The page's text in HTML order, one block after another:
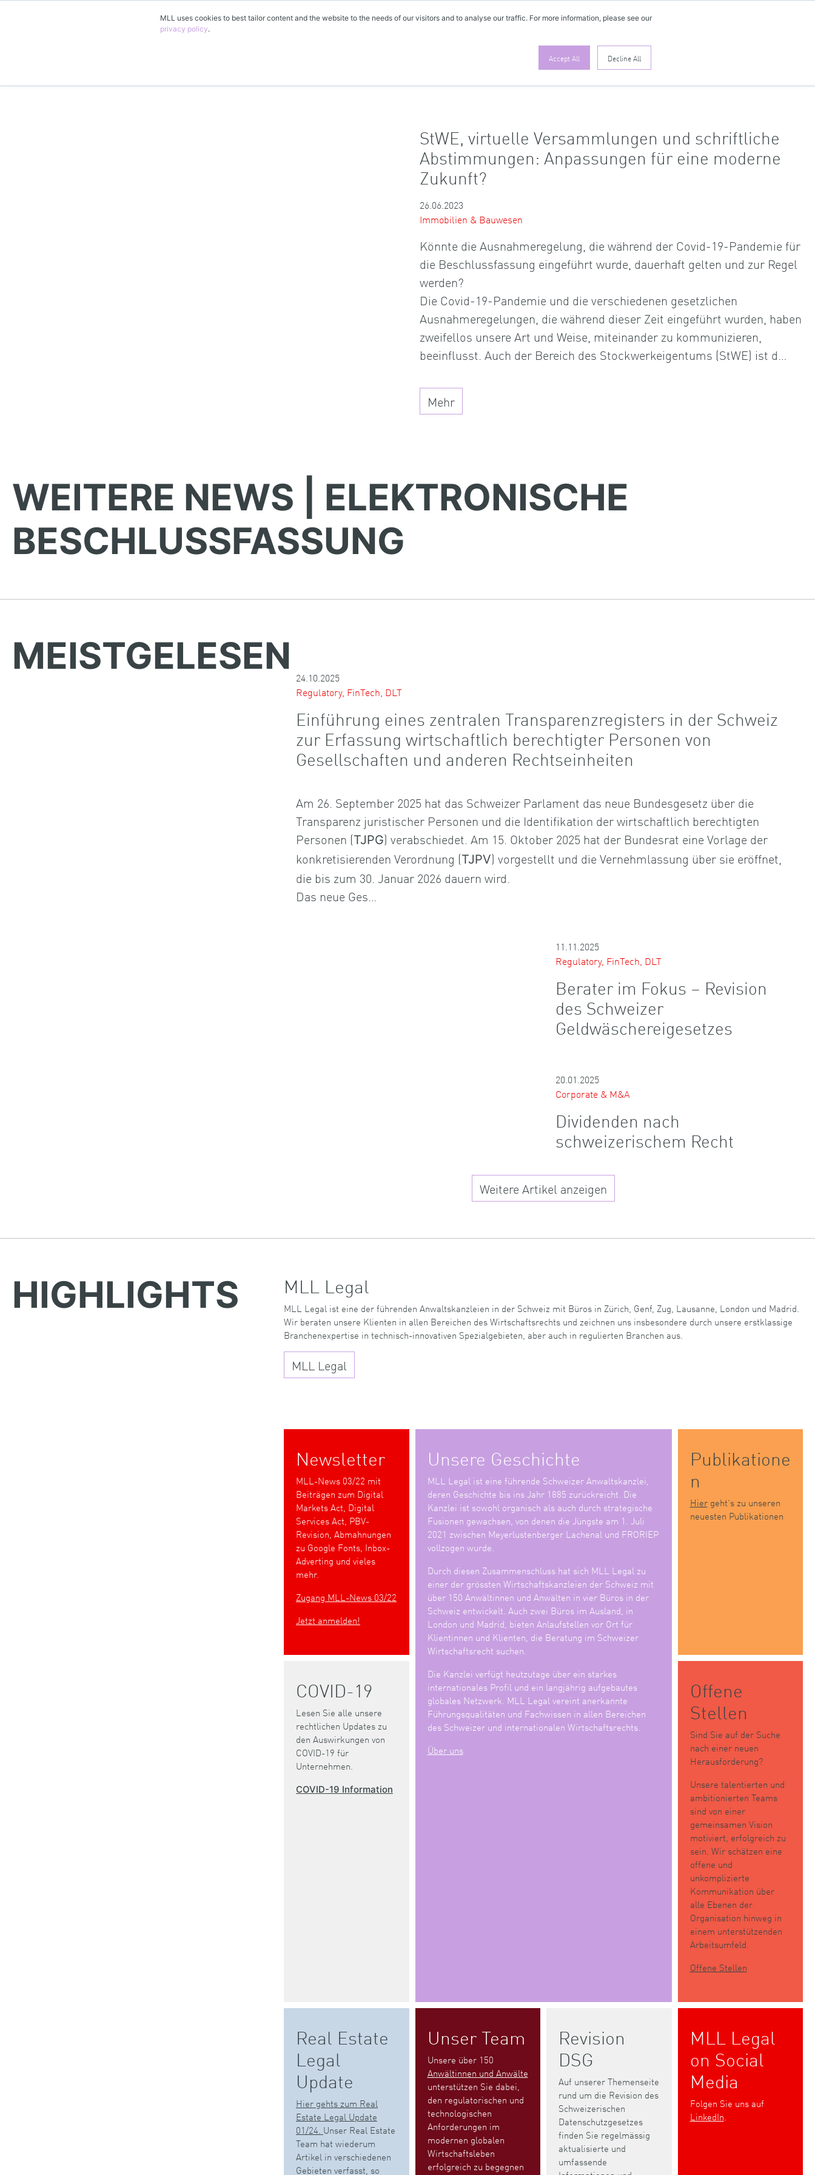
MLL uses cookies to best tailor content and the website to the needs of our visitors and to analyse our traffic. For more information, please see our
privacy policy.
Accept All Decline All
StWE, virtuelle Versammlungen und schriftliche
Abstimmungen: Anpassungen für eine moderne
Zukunft?
26.06.2023
Immobilien & Bauwesen
Könnte die Ausnahmeregelung, die während der Covid-19-Pandemie für
die Beschlussfassung eingeführt wurde, dauerhaft gelten und zur Regel
werden?
Die Covid-19-Pandemie und die verschiedenen gesetzlichen
Ausnahmeregelungen, die während dieser Zeit eingeführt wurden, haben
zweifellos unsere Art und Weise, miteinander zu kommunizieren,
beeinflusst. Auch der Bereich des Stockwerkeigentums (StWE) ist d…
Mehr
WEITERE NEWS | ELEKTRONISCHE
BESCHLUSSFASSUNG
MEISTGELESEN 24.10.2025
Regulatory, FinTech, DLT
Einführung eines zentralen Transparenzregisters in der Schweiz
zur Erfassung wirtschaftlich berechtigter Personen von
Gesellschaften und anderen Rechtseinheiten
Am 26. September 2025 hat das Schweizer Parlament das neue Bundesgesetz über die
Transparenz juristischer Personen und die Identifikation der wirtschaftlich berechtigten
Personen (TJPG) verabschiedet. Am 15. Oktober 2025 hat der Bundesrat eine Vorlage der
konkretisierenden Verordnung (TJPV) vorgestellt und die Vernehmlassung über sie eröffnet,
die bis zum 30. Januar 2026 dauern wird.
Das neue Ges…
11.11.2025
Regulatory, FinTech, DLT
Berater im Fokus – Revision
des Schweizer
Geldwäschereigesetzes
20.01.2025
Corporate & M&A
Dividenden nach
schweizerischem Recht
Weitere Artikel anzeigen
HIGHLIGHTS MLL Legal
MLL Legal ist eine der führenden Anwaltskanzleien in der Schweiz mit Büros in Zürich, Genf, Zug, Lausanne, London und Madrid.
Wir beraten unsere Klienten in allen Bereichen des Wirtschaftsrechts und zeichnen uns insbesondere durch unsere erstklassige
Branchenexpertise in technisch-innovativen Spezialgebieten, aber auch in regulierten Branchen aus.
MLL Legal
Newsletter
MLL-News 03/22 mit
Beiträgen zum Digital
Markets Act, Digital
Services Act, PBV-
Revision, Abmahnungen
zu Google Fonts, Inbox-
Adverting und vieles
mehr.
Zugang MLL-News 03/22
Jetzt anmelden!
Unsere Geschichte
MLL Legal ist eine führende Schweizer Anwaltskanzlei,
deren Geschichte bis ins Jahr 1885 zurückreicht. Die
Kanzlei ist sowohl organisch als auch durch strategische
Fusionen gewachsen, von denen die Jüngste am 1. Juli
2021 zwischen Meyerlustenberger Lachenal und FRORIEP
vollzogen wurde.
Durch diesen Zusammenschluss hat sich MLL Legal zu
einer der grössten Wirtschaftskanzleien der Schweiz mit
über 150 Anwältinnen und Anwälten in vier Büros in der
Schweiz entwickelt. Auch zwei Büros im Ausland, in
London und Madrid, bieten Anlaufstellen vor Ort für
Klientinnen und Klienten, die Beratung im Schweizer
Wirtschaftsrecht suchen.
Die Kanzlei verfügt heutzutage über ein starkes
internationales Profil und ein langjährig aufgebautes
globales Netzwerk. MLL Legal vereint anerkannte
Führungsqualitäten und Fachwissen in allen Bereichen
des Schweizer und internationalen Wirtschaftsrechts.
Über uns
Publikatione
n
Hiergeht’s zu unseren
neuesten Publikationen
COVID-19
Lesen Sie alle unsere
rechtlichen Updates zu
den Auswirkungen von
COVID-19 für
Unternehmen.
COVID-19 Information
Offene
Stellen
Sind Sie auf der Suche
nach einer neuen
Herausforderung?
Unsere talentierten und
ambitionierten Teams
sind von einer
gemeinsamen Vision
motiviert, erfolgreich zu
sein. Wir schätzen eine
offene und
unkomplizierte
Kommunikation über
alle Ebenen der
Organisation hinweg in
einem unterstützenden
Arbeitsumfeld.
Offene Stellen
Real Estate
Legal
Update
Hier gehts zum Real
Estate Legal Update
01/24. Unser Real Estate
Team hat wiederum
Artikel in verschiedenen
Gebieten verfasst, so
Unser Team
Unsere über 150
Anwältinnen und Anwälte
unterstützen Sie dabei,
den regulatorischen und
technologischen
Anforderungen im
modernen globalen
Wirtschaftsleben
erfolgreich zu begegnen
Revision
DSG
Auf unserer Themenseite
rund um die Revision des
Schweizerischen
Datenschutzgesetzes
finden Sie regelmässig
aktualisierte und
umfassende
MLL Legal
on Social
Media
Folgen Sie uns auf
LinkedIn.